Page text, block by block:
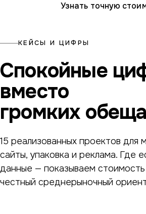
Узнать точную
КЕЙСЫ И ЦИФРЫ
Спокойные
вместо
громких
15 реализованных проектов для
сайты, упаковка и реклама. Где
данные — показываем
честный среднерыночный